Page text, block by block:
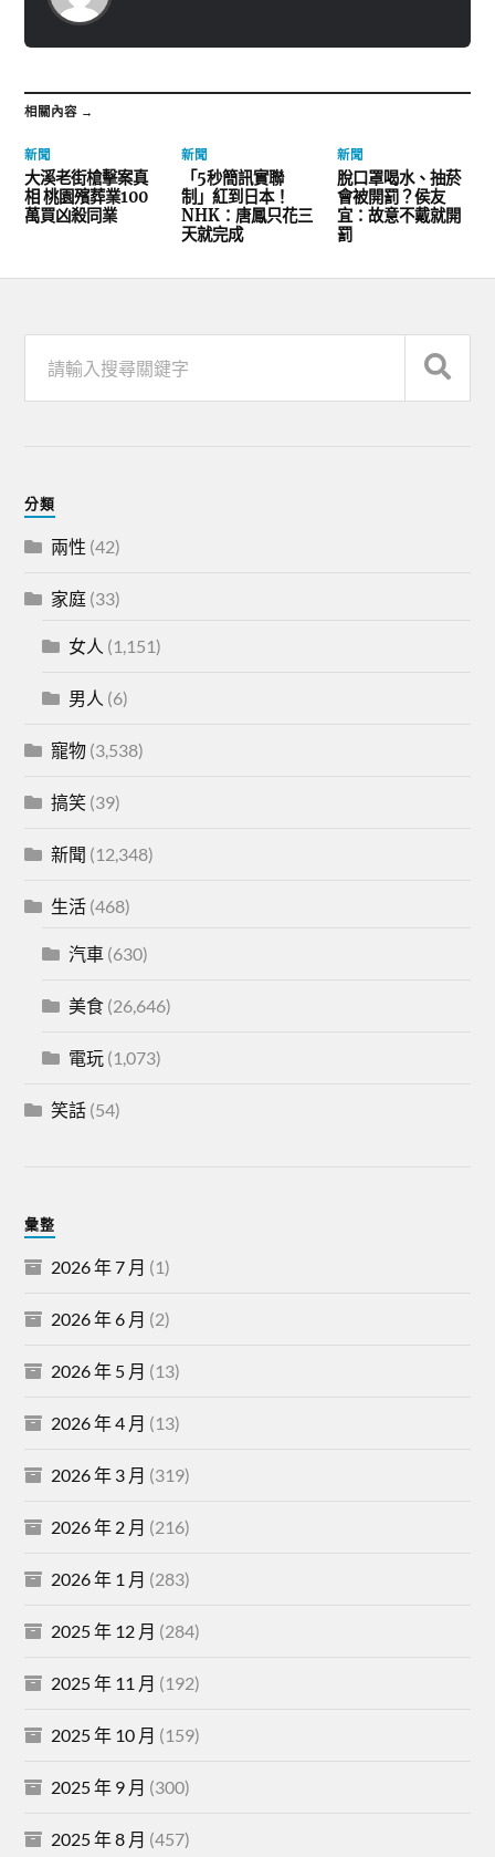
相關內容 →
新聞
大溪老街槍擊案真
相 桃園殯葬業100
萬買凶殺同業
新聞
「5秒簡訊實聯
制」紅到日本！
NHK：唐鳳只花三
天就完成
新聞
脫口罩喝水、抽菸
會被開罰？侯友
宜：故意不戴就開
罰
分類
兩性 (42)
家庭 (33)
女人 (1,151)
男人 (6)
寵物 (3,538)
搞笑 (39)
新聞 (12,348)
生活 (468)
汽車 (630)
美食 (26,646)
電玩 (1,073)
笑話 (54)
彙整
2026 年 7 月 (1)
2026 年 6 月 (2)
2026 年 5 月 (13)
2026 年 4 月 (13)
2026 年 3 月 (319)
2026 年 2 月 (216)
2026 年 1 月 (283)
2025 年 12 月 (284)
2025 年 11 月 (192)
2025 年 10 月 (159)
2025 年 9 月 (300)
2025 年 8 月 (457)